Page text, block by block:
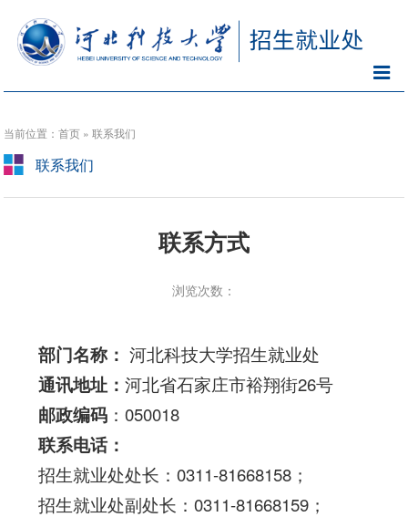
当前位置：首页 » 联系我们
联系我们
联系方式
浏览次数：
部门名称： 河北科技大学招生就业处
通讯地址： 河北省石家庄市裕翔街26号
邮政编码： 050018
联系电话：
招生就业处处长：0311-81668158；
招生就业处副处长：0311-81668159；